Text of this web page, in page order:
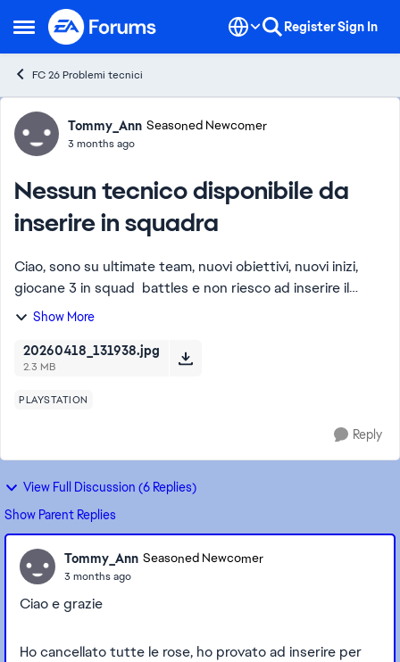
Open Side Menu
Skip to content RegisterSign In
FC 26 Problemi tecnici
Forum Discussion
Tommy_Ann Seasoned Newcomer
3 months ago
Nessun tecnico disponibile da
inserire in squadra
Ciao, sono su ultimate team, nuovi obiettivi, nuovi inizi,
giocane 3 in squad battles e non riesco ad inserire il
tecnico. Come devo fare ? Grazie [Titolo modificato dal
Show More
20260418_131938.jpg
2.3 MB
PLAYSTATION
Reply
View Full Discussion (6 Replies)
Show Parent Replies
Tommy_Ann Seasoned Newcomer
3 months ago
Ciao e grazie
Ho cancellato tutte le rose, ho provato ad inserire per